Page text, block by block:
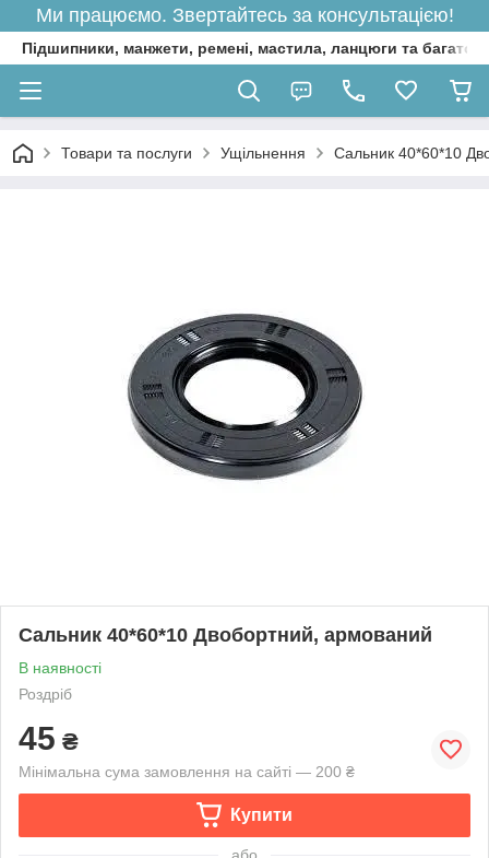
Ми працюємо. Звертайтесь за консультацією!
Підшипники, манжети, ремені, мастила, ланцюги та багато
Товари та послуги Ущільнення Сальник 40*60*10
Сальник 40*60*10 Двобортний, армований
В наявності
Роздріб
45 ₴
Мінімальна сума замовлення на сайті — 200 ₴
Купити
або